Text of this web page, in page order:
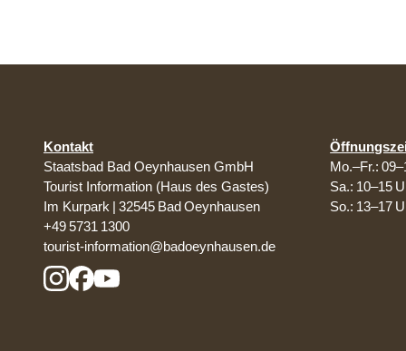
Kontakt
Staatsbad Bad Oeynhausen GmbH
Tourist Information (Haus des Gastes)
Im Kurpark | 32545 Bad Oeynhausen
+49 5731 1300
tourist-information@badoeynhausen.de
Mo.–Fr.:
Sa.: 10–15
So.: 13–17